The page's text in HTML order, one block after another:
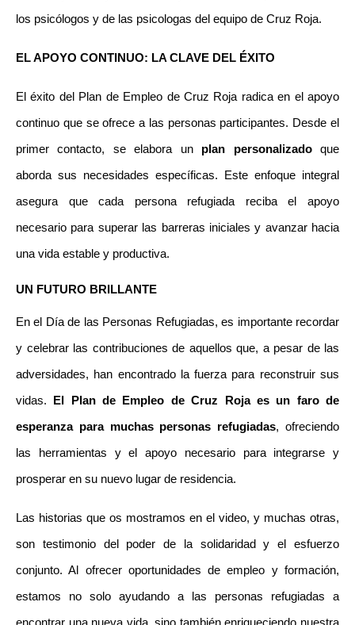
los psicólogos y de las psicologas del equipo de Cruz Roja.
EL APOYO CONTINUO: LA CLAVE DEL ÉXITO
El éxito del Plan de Empleo de Cruz Roja radica en el apoyo
continuo que se ofrece a las personas participantes. Desde el
primer contacto, se elabora un plan personalizado que
aborda sus necesidades específicas. Este enfoque integral
asegura que cada persona refugiada reciba el apoyo
necesario para superar las barreras iniciales y avanzar hacia
una vida estable y productiva.
UN FUTURO BRILLANTE
En el Día de las Personas Refugiadas, es importante recordar
y celebrar las contribuciones de aquellos que, a pesar de las
adversidades, han encontrado la fuerza para reconstruir sus
vidas. El Plan de Empleo de Cruz Roja es un faro de
esperanza para muchas personas refugiadas, ofreciendo
las herramientas y el apoyo necesario para integrarse y
prosperar en su nuevo lugar de residencia.
Las historias que os mostramos en el video, y muchas otras,
son testimonio del poder de la solidaridad y el esfuerzo
conjunto. Al ofrecer oportunidades de empleo y formación,
estamos no solo ayudando a las personas refugiadas a